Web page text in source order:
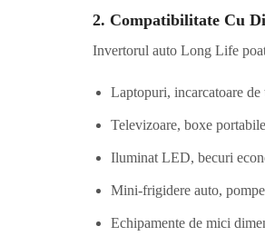
2. Compatibilitate Cu
Invertorul auto Long Life
Laptopuri, incarcatoare de
Televizoare, boxe
Iluminat LED, becuri
Mini-frigidere auto, pompe
Echipamente de mici